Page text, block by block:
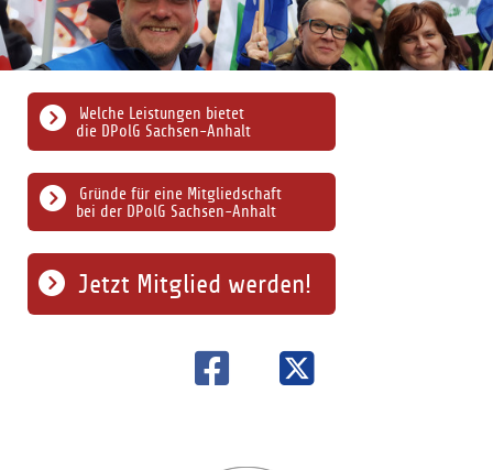
Gründe für eine Mitgliedschaft
bei der DPolG Sachsen-Anhalt
Welche Leistungen bietet
die DPolG Sachsen-Anhalt
Jetzt Mitglied werden!